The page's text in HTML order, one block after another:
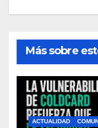
Más sobre
ACTUALIDAD